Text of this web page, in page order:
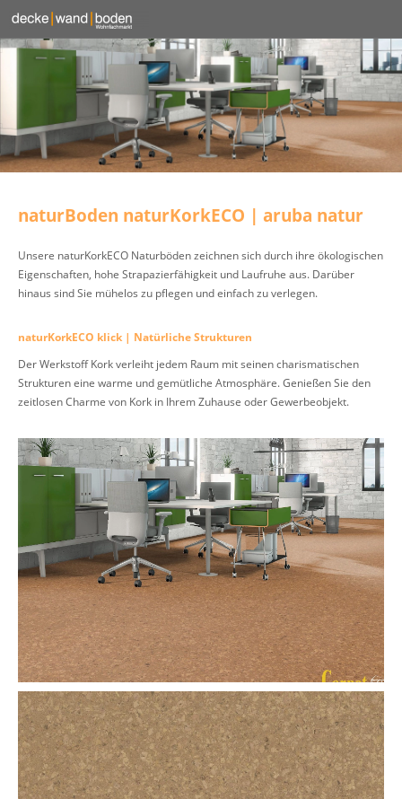
naturBoden naturKorkECO | aruba natur
Unsere naturKorkECO Naturböden zeichnen sich durch ihre ökologischen
Eigenschaften, hohe Strapazierfähigkeit und Laufruhe aus. Darüber
hinaus sind Sie mühelos zu pflegen und einfach zu verlegen.
naturKorkECO klick | Natürliche Strukturen
Der Werkstoff Kork verleiht jedem Raum mit seinen charismatischen
Strukturen eine warme und gemütliche Atmosphäre. Genießen Sie den
zeitlosen Charme von Kork in Ihrem Zuhause oder Gewerbeobjekt.